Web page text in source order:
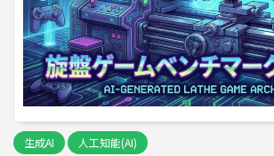
生成AI 人工知能(AI)